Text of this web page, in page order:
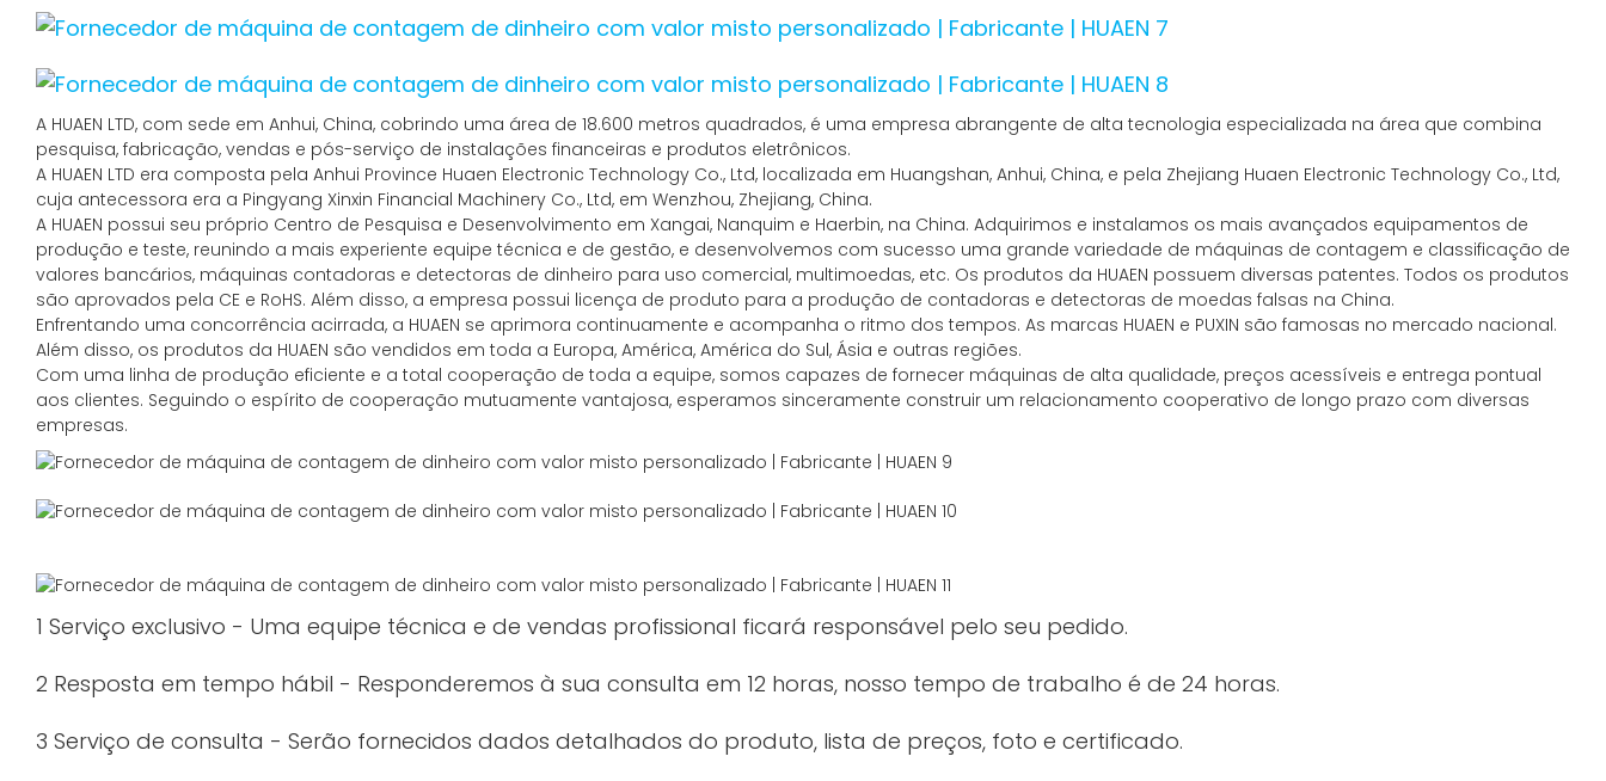
A HUAEN LTD, com sede em Anhui, China, cobrindo uma área de 18.600 metros quadrados, é uma empresa abrangente de alta tecnologia especializada na área que combina
pesquisa, fabricação, vendas e pós-serviço de instalações financeiras e produtos eletrônicos.
A HUAEN LTD era composta pela Anhui Province Huaen Electronic Technology Co., Ltd, localizada em Huangshan, Anhui, China, e pela Zhejiang Huaen Electronic Technology Co., Ltd,
cuja antecessora era a Pingyang Xinxin Financial Machinery Co., Ltd, em Wenzhou, Zhejiang, China.
A HUAEN possui seu próprio Centro de Pesquisa e Desenvolvimento em Xangai, Nanquim e Haerbin, na China. Adquirimos e instalamos os mais avançados equipamentos de
produção e teste, reunindo a mais experiente equipe técnica e de gestão, e desenvolvemos com sucesso uma grande variedade de máquinas de contagem e classificação de
valores bancários, máquinas contadoras e detectoras de dinheiro para uso comercial, multimoedas, etc. Os produtos da HUAEN possuem diversas patentes. Todos os produtos
são aprovados pela CE e RoHS. Além disso, a empresa possui licença de produto para a produção de contadoras e detectoras de moedas falsas na China.
Enfrentando uma concorrência acirrada, a HUAEN se aprimora continuamente e acompanha o ritmo dos tempos. As marcas HUAEN e PUXIN são famosas no mercado nacional.
Além disso, os produtos da HUAEN são vendidos em toda a Europa, América, América do Sul, Ásia e outras regiões.
Com uma linha de produção eficiente e a total cooperação de toda a equipe, somos capazes de fornecer máquinas de alta qualidade, preços acessíveis e entrega pontual
aos clientes. Seguindo o espírito de cooperação mutuamente vantajosa, esperamos sinceramente construir um relacionamento cooperativo de longo prazo com diversas
empresas.
1 Serviço exclusivo - Uma equipe técnica e de vendas profissional ficará responsável pelo seu pedido.
2 Resposta em tempo hábil - Responderemos à sua consulta em 12 horas, nosso tempo de trabalho é de 24 horas.
3 Serviço de consulta - Serão fornecidos dados detalhados do produto, lista de preços, foto e certificado.